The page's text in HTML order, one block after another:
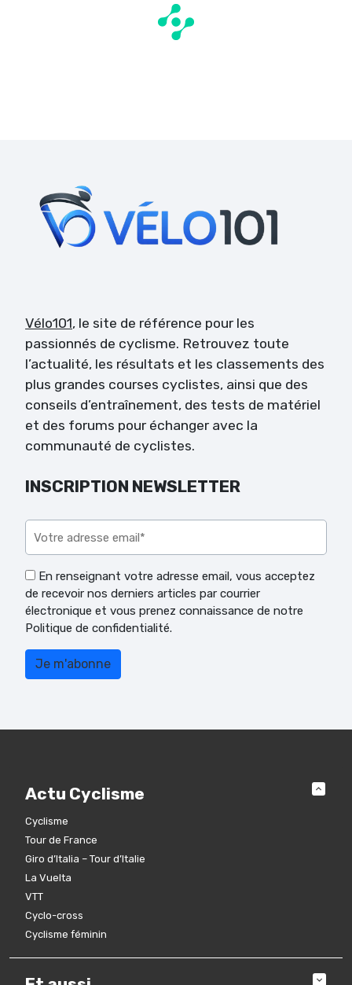
Vélo101, le site de référence pour les
passionnés de cyclisme. Retrouvez toute
l’actualité, les résultats et les classements des
plus grandes courses cyclistes, ainsi que des
conseils d’entraînement, des tests de matériel
et des forums pour échanger avec la
communauté de cyclistes.
INSCRIPTION NEWSLETTER
En renseignant votre adresse email, vous acceptez
de recevoir nos derniers articles par courrier
électronique et vous prenez connaissance de notre
Politique de confidentialité.
Actu Cyclisme
Cyclisme
Tour de France
Giro d’Italia – Tour d’Italie
La Vuelta
VTT
Cyclo-cross
Cyclisme féminin